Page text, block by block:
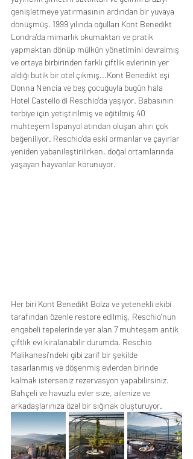
genişletmeye yatırmasının ardından bir yuvaya
dönüşmüş. 1999 yılında oğulları Kont Benedikt
Londra'da mimarlık okumaktan ve pratik
yapmaktan dönüp mülkün yönetimini devralmış
ve ortaya birbirinden farklı çiftlik evlerinin yer
aldığı butik bir otel çıkmış...Kont Benedikt eşi
Donna Nencia ve beş çocuğuyla bugün hala
Hotel Castello di Reschio'da yaşıyor. Babasının
terbiye için yetiştirilmiş ve eğitilmiş 40
muhteşem İspanyol atından oluşan ahırı çok
beğeniliyor. Reschio'da eski ormanlar ve çayırlar
yeniden yabanileştirilirken, doğal ortamlarında
yaşayan hayvanlar korunuyor.
Her biri Kont Benedikt Bolza ve yetenekli ekibi
tarafından özenle restore edilmiş, Reschio'nun
engebeli tepelerinde yer alan 7 muhteşem antik
çiftlik evi kiralanabilir durumda. Reschio
Malikanesi'ndeki gibi zarif bir şekilde
tasarlanmış ve döşenmiş evlerden birinde
kalmak isterseniz rezervasyon yapabilirsiniz.
Bahçeli ve havuzlu evler size, ailenize ve
arkadaşlarınıza özel bir sığınak oluşturuyor.